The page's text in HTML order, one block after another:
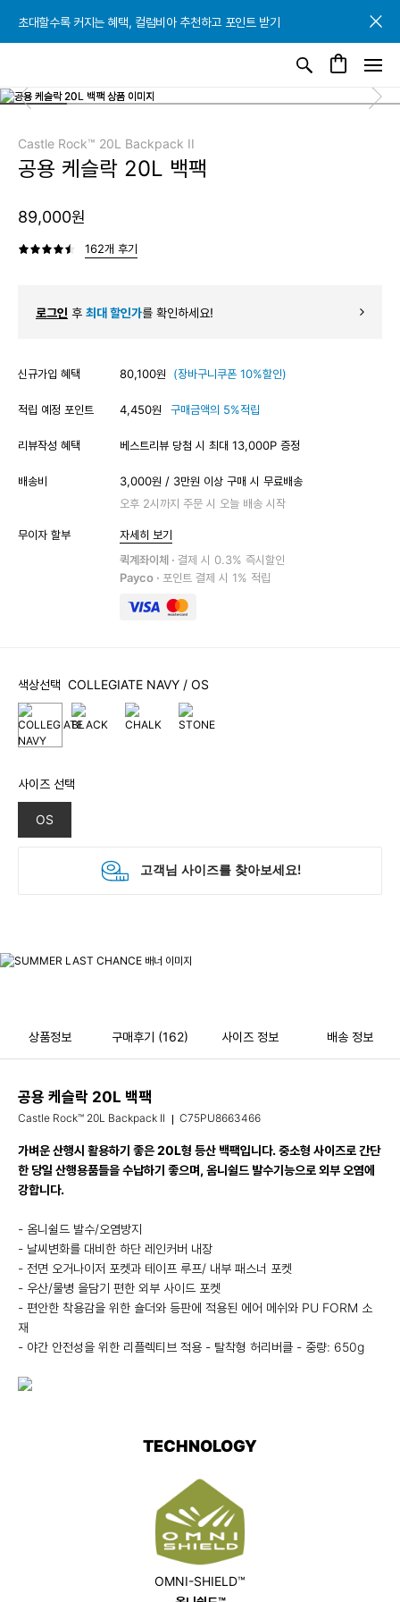
초대할수록 커지는 혜택, 컬럼비아 추천하고 포인트 받기
초대할수록 커지는 혜택, 컬럼비아 추천하고 포인트 받기
초대할수록 커지는 혜택, 컬럼비아 추천하고 포인트 받기
Castle Rock™ 20L Backpack II
공용 케슬락 20L 백팩
89,000원
162개 후기
로그인 후 최대 할인가를 확인하세요!
신규가입 혜택 80,100원 (장바구니쿠폰 10%할인)
적립 예정 포인트 4,450원 구매금액의 5%적립
리뷰작성 혜택 베스트리뷰 당첨 시 최대 13,000P 증정
배송비
3,000원 / 3만원 이상 구매 시 무료배송
오후 2시까지 주문 시 오늘 배송 시작
무이자 할부
자세히 보기
퀵계좌이체 · 결제 시 0.3% 즉시할인
Payco · 포인트 결제 시 1% 적립
색상선택 COLLEGIATE NAVY / OS
사이즈 선택
OS
상품정보 구매후기 (162) 사이즈 정보 배송 정보
공용 케슬락 20L 백팩
Castle Rock™ 20L Backpack II C75PU8663466
가벼운 산행시 활용하기 좋은 20L형 등산 백팩입니다. 중소형 사이즈로 간단
한 당일 산행용품들을 수납하기 좋으며, 옴니쉴드 발수기능으로 외부 오염에
강합니다.
- 옴니쉴드 발수/오염방지
- 날씨변화를 대비한 하단 레인커버 내장
- 전면 오거나이저 포켓과 테이프 루프/ 내부 패스너 포켓
- 우산/물병 을담기 편한 외부 사이드 포켓
- 편안한 착용감을 위한 숄더와 등판에 적용된 에어 메쉬와 PU FORM 소
재
- 야간 안전성을 위한 리플렉티브 적용 - 탈착형 허리버클 - 중량: 650g
TECHNOLOGY
OMNI-SHIELD™